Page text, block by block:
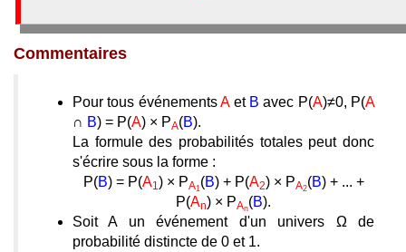
Commentaires
Pour tous événementsAet B avec P(A)≠0, P(A
∩ B) = P(A) × PA(B).
La formule des probabilités totales peut donc
s'écrire sous la forme :
P(B) = P(A1) × PA1(B) + P(A2) × PA2(B) + ... +
P(An) × PAn(B).
Soit A un événement d'un univers Ω de
probabilité distincte de 0 et 1.